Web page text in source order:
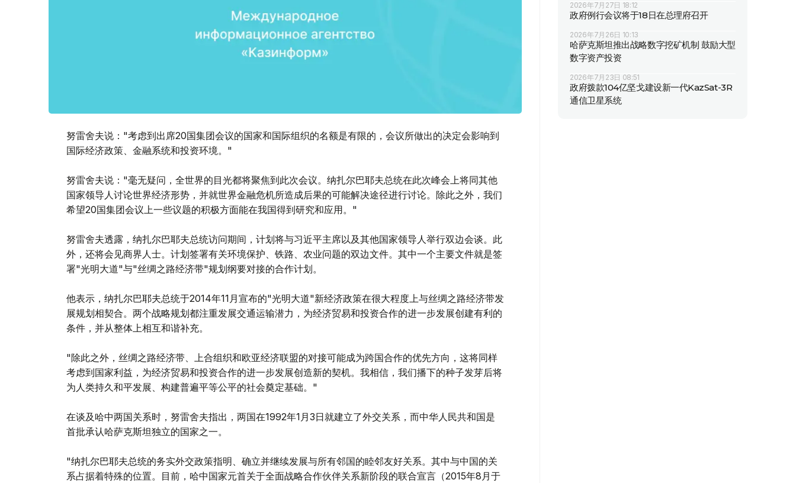
努雷舍夫说："考虑到出席20国集团会议的国家和国际组织的名额是有限的，会议所做出的决定会影响到
国际经济政策、金融系统和投资环境。"
努雷舍夫说："毫无疑问，全世界的目光都将聚焦到此次会议。纳扎尔巴耶夫总统在此次峰会上将同其他
国家领导人讨论世界经济形势，并就世界金融危机所造成后果的可能解决途径进行讨论。除此之外，我们
希望20国集团会议上一些议题的积极方面能在我国得到研究和应用。"
努雷舍夫透露，纳扎尔巴耶夫总统访问期间，计划将与习近平主席以及其他国家领导人举行双边会谈。此
外，还将会见商界人士。计划签署有关环境保护、铁路、农业问题的双边文件。其中一个主要文件就是签
署"光明大道"与"丝绸之路经济带"规划纲要对接的合作计划。
他表示，纳扎尔巴耶夫总统于2014年11月宣布的"光明大道"新经济政策在很大程度上与丝绸之路经济带发
展规划相契合。两个战略规划都注重发展交通运输潜力，为经济贸易和投资合作的进一步发展创建有利的
条件，并从整体上相互和谐补充。
"除此之外，丝绸之路经济带、上合组织和欧亚经济联盟的对接可能成为跨国合作的优先方向，这将同样
考虑到国家利益，为经济贸易和投资合作的进一步发展创造新的契机。我相信，我们播下的种子发芽后将
为人类持久和平发展、构建普遍平等公平的社会奠定基础。"
在谈及哈中两国关系时，努雷舍夫指出，两国在1992年1月3日就建立了外交关系，而中华人民共和国是
首批承认哈萨克斯坦独立的国家之一。
"纳扎尔巴耶夫总统的务实外交政策指明、确立并继续发展与所有邻国的睦邻友好关系。其中与中国的关
系占据着特殊的位置。目前，哈中国家元首关于全面战略合作伙伴关系新阶段的联合宣言（2015年8月于
2026年7月27日 18:12
政府例行会议将于18日在总理府召开
2026年7月26日 10:13
哈萨克斯坦推出战略数字挖矿机制 鼓励大型
数字资产投资
2026年7月23日 08:51
政府拨款104亿坚戈建设新一代KazSat-3R
通信卫星系统